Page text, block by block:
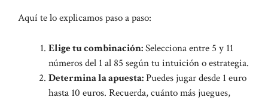
Aquí te lo explicamos paso a paso:
Elige tu combinación:Selecciona entre 5 y 11
números del 1 al 85 según tu intuición o estrategia.
Determina la apuesta:Puedes jugar desde 1 euro
hasta 10 euros. Recuerda, cuánto más juegues,